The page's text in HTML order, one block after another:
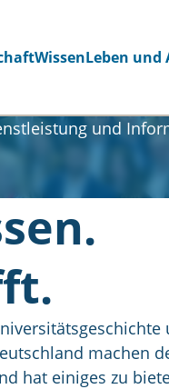
WissenLeben und
und
machen
hat einiges zu